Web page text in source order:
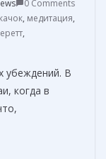
0 Comments
, медитация,
,
убеждений. В
когда в